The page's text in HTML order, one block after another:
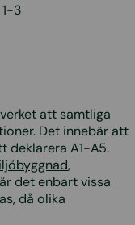
3
att samtliga
Det innebär att
deklarera A1-A5.
,
det enbart vissa
då olika